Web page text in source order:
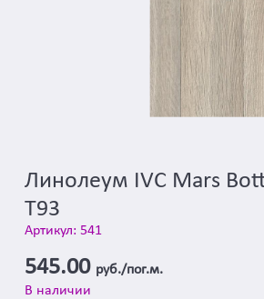
Линолеум IVC Mars
T93
Артикул: 541
545.00 руб./пог.м.
В наличии